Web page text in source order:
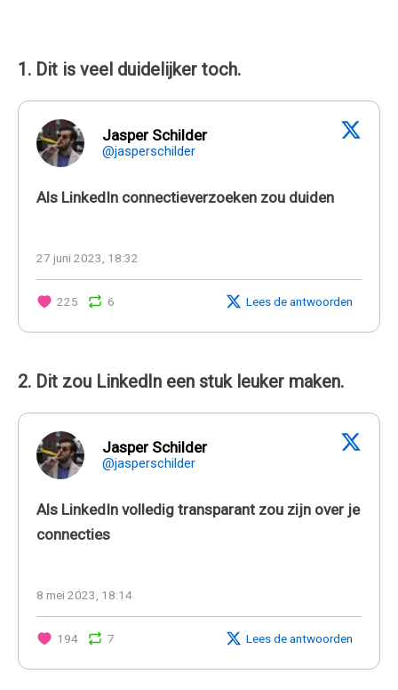
1. Dit is veel duidelijker toch.
Jasper Schilder
@jasperschilder
Als LinkedIn connectieverzoeken zou duiden
27 juni 2023, 18:32
225 6 Lees de antwoorden
2. Dit zou LinkedIn een stuk leuker maken.
Jasper Schilder
@jasperschilder
Als LinkedIn volledig transparant zou zijn over je
connecties
8 mei 2023, 18:14
194 7 Lees de antwoorden